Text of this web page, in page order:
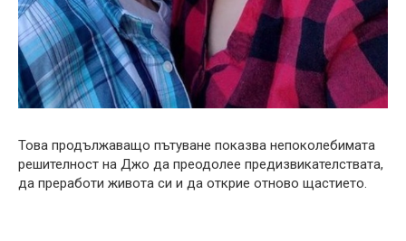
Това продължаващо пътуване показва непоколебимата
решителност на Джо да преодолее предизвикателствата,
да преработи живота си и да открие отново щастието.